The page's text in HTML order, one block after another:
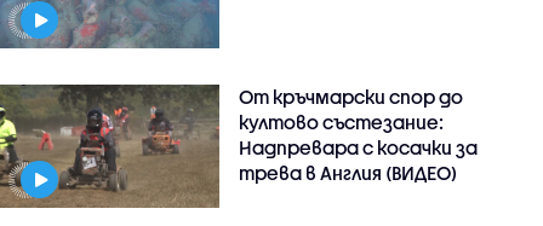
От кръчмарски спор до
култово състезание:
Надпревара с косачки за
трева в Англия (ВИДЕО)